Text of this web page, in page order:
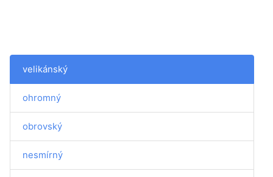
velikánský
ohromný
obrovský
nesmírný